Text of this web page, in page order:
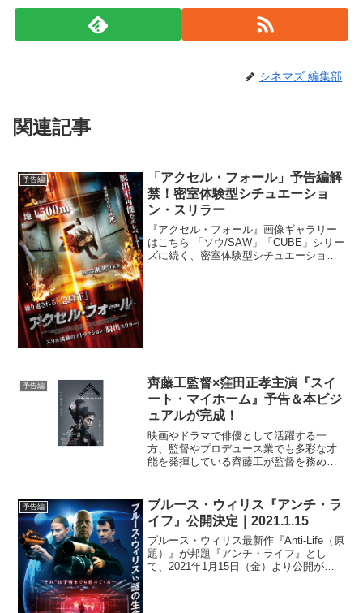
シネマズ 編集部
関連記事
予告編
「アクセル・フォール」予告編解
禁！密室体験型シチュエーショ
ン・スリラー
『アクセル・フォール』画像ギャラリー
はこちら 「ソウ/SAW」「CUBE」シリー
ズに続く、密室体験型シチュエーショ
予告編
齊藤工監督×窪田正孝主演『スイ
ート・マイホーム』予告＆本ビジ
ュアルが完成！
映画やドラマで俳優として活躍する一
方、監督やプロデュース業でも多彩な才
能を発揮している齊藤工が監督を務め
中の第25回上海国際映画祭GALA部門
や、７月には第22回ニュー...
予告編
ブルース・ウィリス『アンチ・ラ
イフ』公開決定｜2021.1.15
ブルース・ウィリス最新作『Anti-Life（原
題）』が邦題『アンチ・ライフ』とし
て、2021年1月15日（金）より公開が決